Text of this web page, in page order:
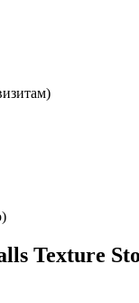
Texture